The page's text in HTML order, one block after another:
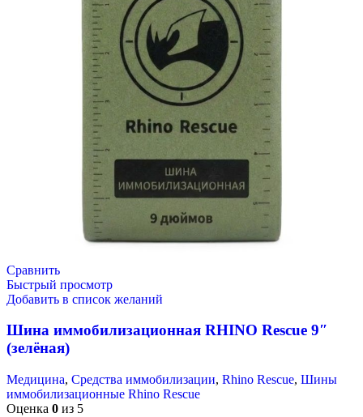
Сравнить
Быстрый просмотр
Добавить в список желаний
Шина иммобилизационная RHINO Rescue 9″
(зелёная)
Медицина, Средства иммобилизации, Rhino Rescue, Шины
иммобилизационные Rhino Rescue
Оценка 0 из 5